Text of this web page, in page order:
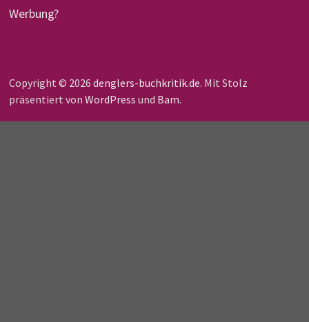
Werbung?
Copyright © 2026 denglers-buchkritik.de. Mit Stolz
präsentiert von WordPress und Bam.